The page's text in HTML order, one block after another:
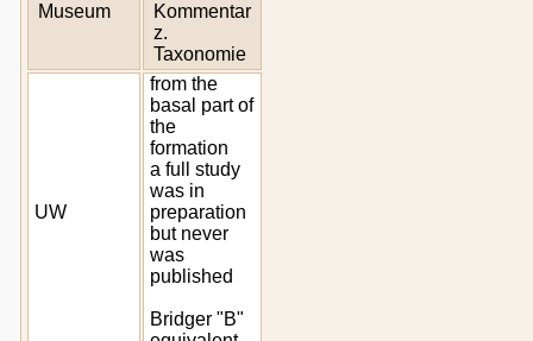
Museum
Kommentar
z.
Taxonomie
UW
from the
basal part of
the
formation
a full study
was in
preparation
but never
was
published
Bridger "B"